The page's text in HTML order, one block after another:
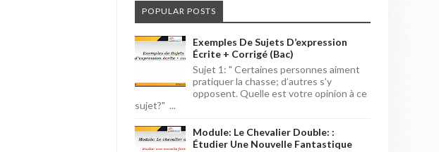
POPULAR POSTS
Exemples De Sujets D’expression
Écrite + Corrigé (bac)
Sujet 1: " Certaines personnes aiment
pratiquer la chasse; d’autres s’y
opposent. Quelle est votre opinion à ce
sujet?" ...
Module: Le Chevalier Double: :
Étudier Une Nouvelle Fantastique